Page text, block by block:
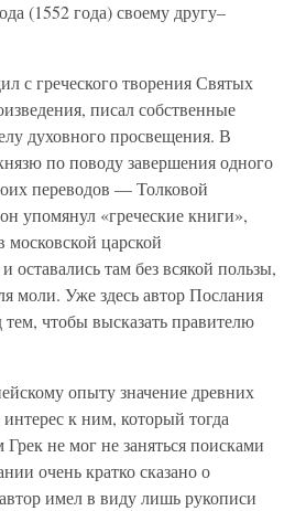
(1552 года) своему другу–
с греческого творения Святых
писал собственные
духовного просвещения. В
по поводу завершения одного
переводов — Толковой
упомянул «греческие книги»,
московской царской
оставались там без всякой пользы,
моли. Уже здесь автор Послания
тем, чтобы высказать правителю
опыту значение древних
к ним, который тогда
не мог не заняться поисками
очень кратко сказано о
имел в виду лишь рукописи